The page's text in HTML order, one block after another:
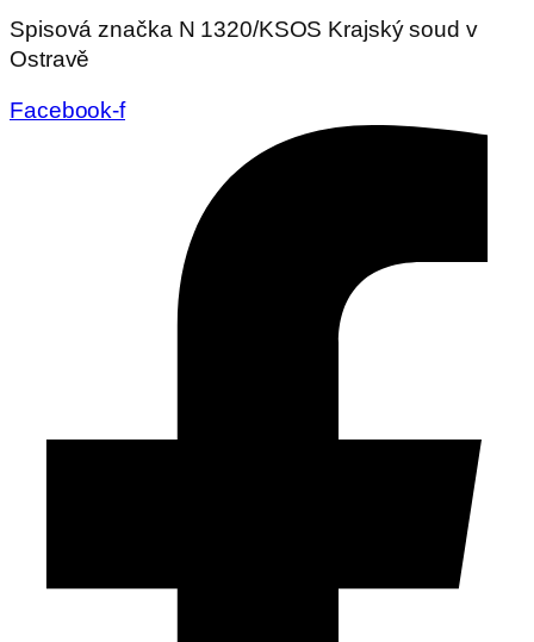
Spisová značka N 1320/KSOS Krajský soud v
Ostravě
Facebook-f